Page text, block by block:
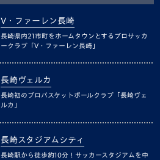
V・ファーレン長崎
長崎県内21市町をホームタウンとするプロサッカ
ークラブ「V・ファーレン長崎」
長崎ヴェルカ
長崎初のプロバスケットボールクラブ「長崎ヴェ
ルカ」
長崎スタジアムシティ
長崎駅から徒歩約10分！サッカースタジアムを中